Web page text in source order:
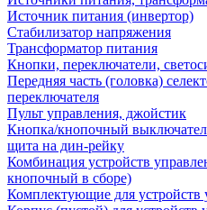
Источник питания (инвертор)
Стабилизатор напряжения
Трансформатор питания
Кнопки, переключатели,
Передняя часть (головка)
переключателя
Пульт управления, джойстик
Кнопка/кнопочный
щита на дин-рейку
Комбинация устройств
кнопочный в сборе)
Комплектующие для устройств